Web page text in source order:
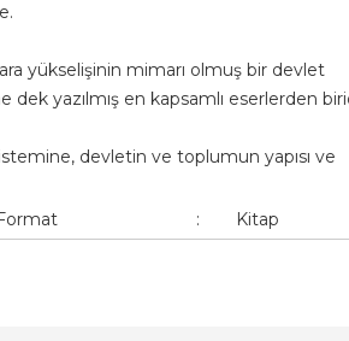
yükselişinin mimarı olmuş bir devlet
yazılmış en kapsamlı eserlerden
devletin ve toplumun yapısı ve
: Kitap